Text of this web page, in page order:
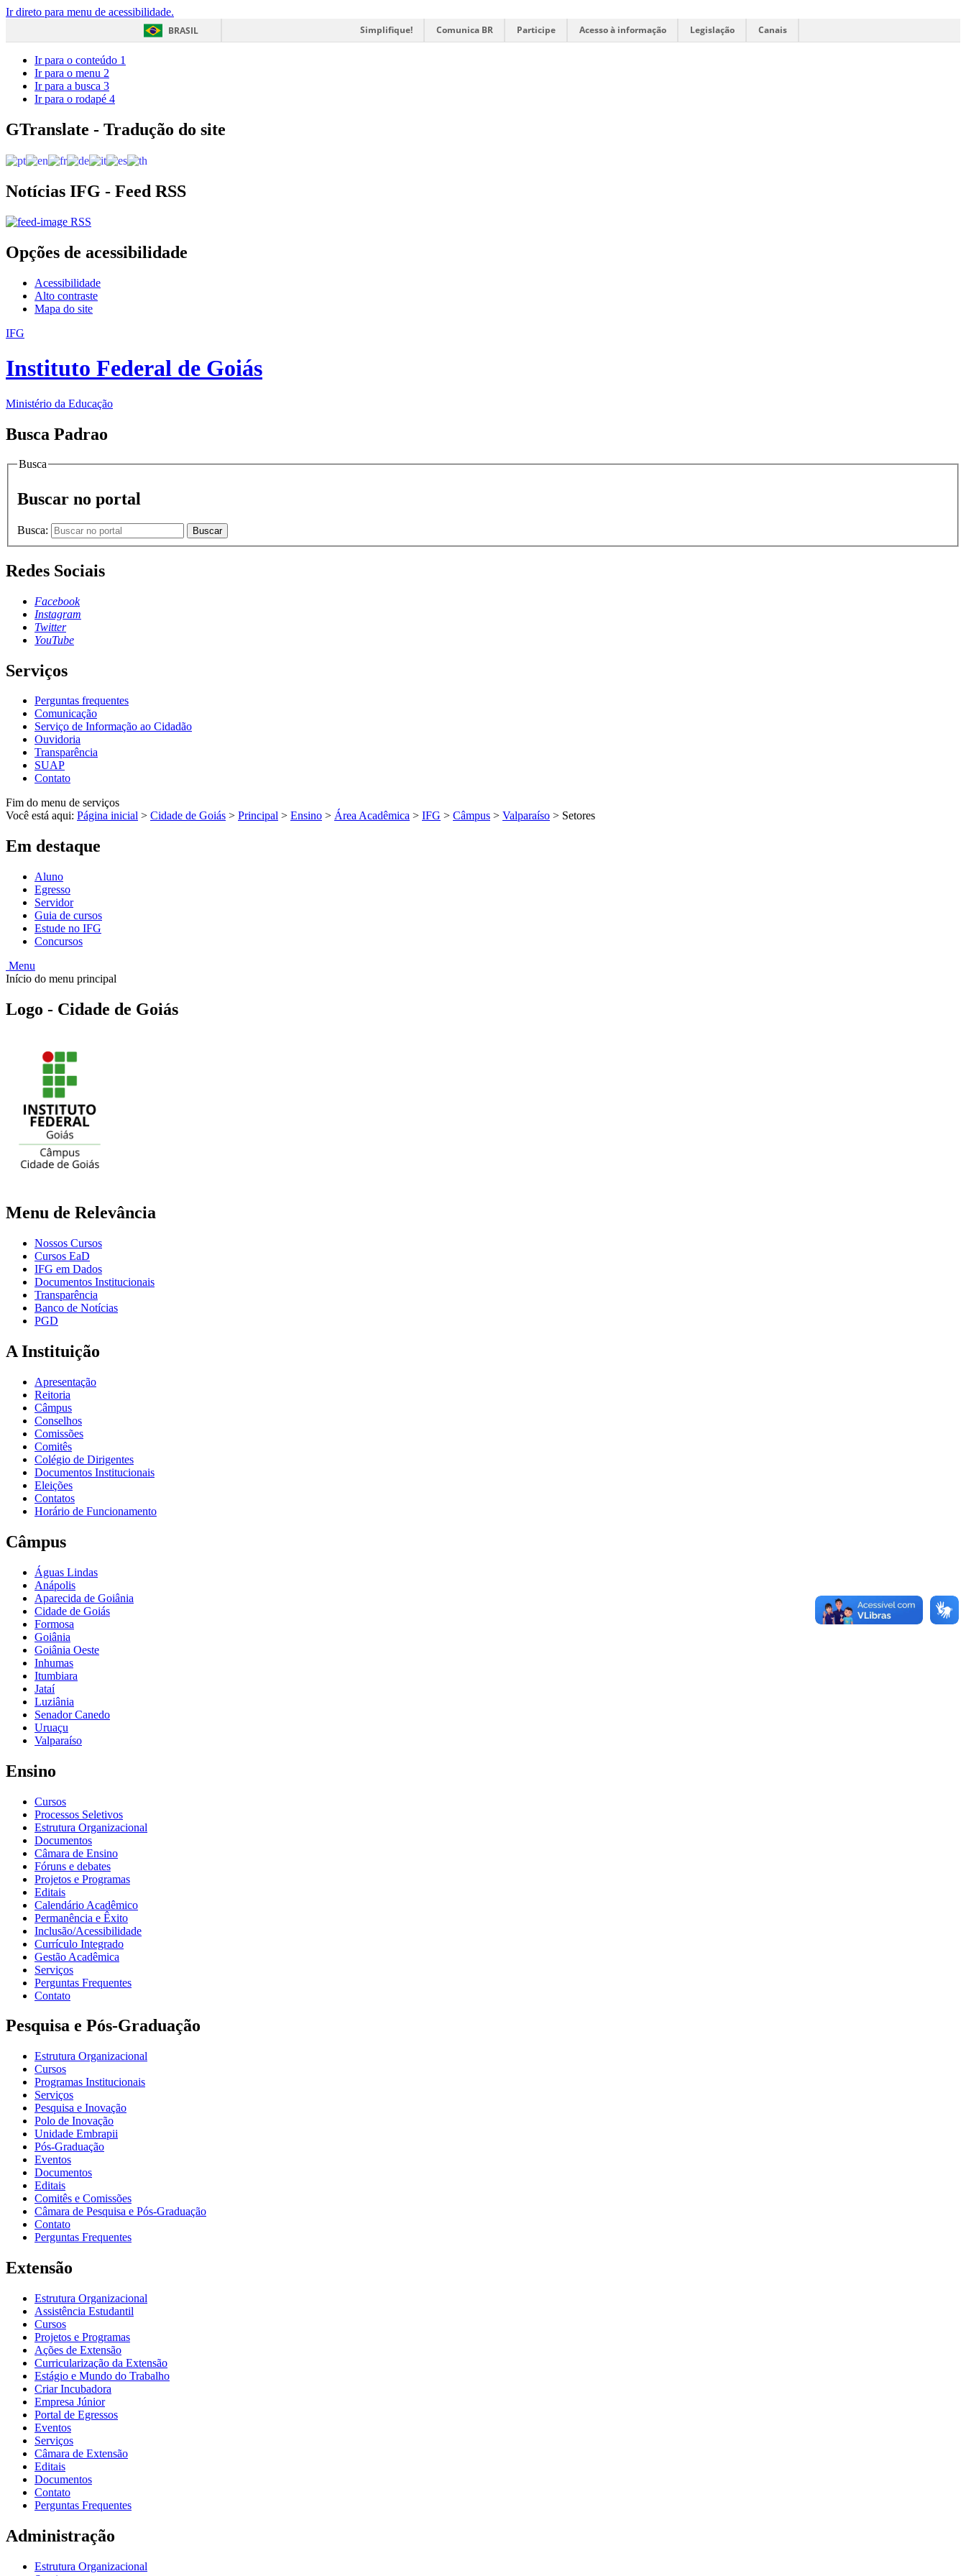
Ir direto para menu de acessibilidade.
BRASIL
Simplifique! Comunica BR Participe Acesso à informação Legislação Canais
Ir para o conteúdo 1
Ir para o menu 2
Ir para a busca 3
Ir para o rodapé 4
GTranslate - Tradução do site
Notícias IFG - Feed RSS
RSS
Opções de acessibilidade
Acessibilidade
Alto contraste
Mapa do site
IFG
Instituto Federal de Goiás
Ministério da Educação
Busca Padrao
Busca
Buscar no portal
Busca: Buscar
Redes Sociais
Facebook
Instagram
Twitter
YouTube
Serviços
Perguntas frequentes
Comunicação
Serviço de Informação ao Cidadão
Ouvidoria
Transparência
SUAP
Contato
Fim do menu de serviços
Você está aqui: Página inicial > Cidade de Goiás > Principal > Ensino > Área Acadêmica > IFG > Câmpus > Valparaíso > Setores
Em destaque
Aluno
Egresso
Servidor
Guia de cursos
Estude no IFG
Concursos
Menu
Início do menu principal
Logo - Cidade de Goiás
Menu de Relevância
Nossos Cursos
Cursos EaD
IFG em Dados
Documentos Institucionais
Transparência
Banco de Notícias
PGD
A Instituição
Apresentação
Reitoria
Câmpus
Conselhos
Comissões
Comitês
Colégio de Dirigentes
Documentos Institucionais
Eleições
Contatos
Horário de Funcionamento
Câmpus
Águas Lindas
Anápolis
Aparecida de Goiânia
Cidade de Goiás
Formosa
Goiânia
Goiânia Oeste
Inhumas
Itumbiara
Jataí
Luziânia
Senador Canedo
Uruaçu
Valparaíso
Ensino
Cursos
Processos Seletivos
Estrutura Organizacional
Documentos
Câmara de Ensino
Fóruns e debates
Projetos e Programas
Editais
Calendário Acadêmico
Permanência e Êxito
Inclusão/Acessibilidade
Currículo Integrado
Gestão Acadêmica
Serviços
Perguntas Frequentes
Contato
Pesquisa e Pós-Graduação
Estrutura Organizacional
Cursos
Programas Institucionais
Serviços
Pesquisa e Inovação
Polo de Inovação
Unidade Embrapii
Pós-Graduação
Eventos
Documentos
Editais
Comitês e Comissões
Câmara de Pesquisa e Pós-Graduação
Contato
Perguntas Frequentes
Extensão
Estrutura Organizacional
Assistência Estudantil
Cursos
Projetos e Programas
Ações de Extensão
Curricularização da Extensão
Estágio e Mundo do Trabalho
Criar Incubadora
Empresa Júnior
Portal de Egressos
Eventos
Serviços
Câmara de Extensão
Editais
Documentos
Contato
Perguntas Frequentes
Administração
Estrutura Organizacional